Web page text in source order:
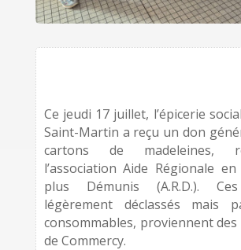
Ce jeudi 17 juillet, l’épicerie
Saint-Martin a reçu un don
cartons de madeleines,
l’association Aide Régionale
plus Démunis (A.R.D.).
légèrement déclassés mais
consommables, proviennent des
de Commercy.